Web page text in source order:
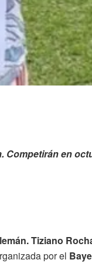
en
Tiziano
por el